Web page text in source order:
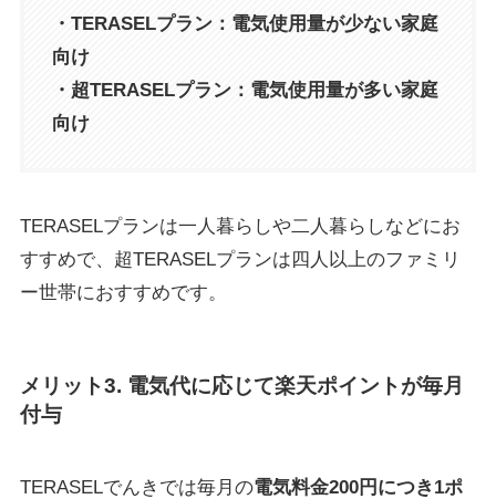
・TERASELプラン：電気使用量が少ない家庭
向け
・超TERASELプラン：電気使用量が多い家庭
向け
TERASELプランは一人暮らしや二人暮らしなどにお
すすめで、超TERASELプランは四人以上のファミリ
ー世帯におすすめです。
メリット3. 電気代に応じて楽天ポイントが毎月
付与
TERASELでんきでは毎月の電気料金200円につき1ポ